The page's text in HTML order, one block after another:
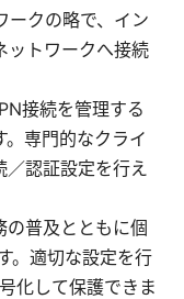
ークの略で、イン
ットワークへ接続
接続を管理する
。専門的なクライ
認証設定を行え
の普及とともに個
。適切な設定を行
化して保護できま